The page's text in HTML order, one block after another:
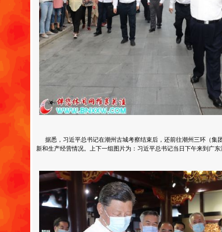
据悉，习近平总书记在潮州古城考察结束后，还前往潮州三环（集
新和生产经营情况。上下一组图片为：习近平总书记当日下午来到广